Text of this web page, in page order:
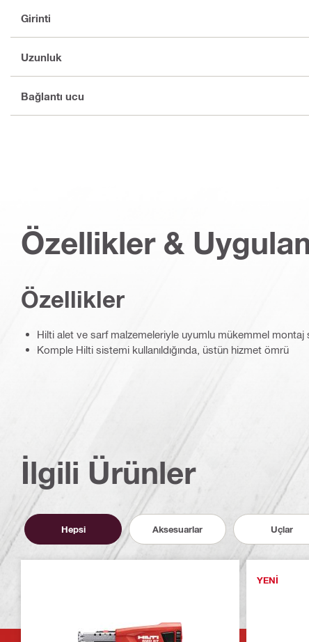
Girinti
Uzunluk
Bağlantı ucu
Özellikler &
Özellikler
Hilti alet ve sarf malzemeleriyle uyumlu mükemmel montaj
Komple Hilti sistemi kullanıldığında, üstün hizmet ömrü
İlgili Ürünler
Hepsi Aksesuarlar Uçlar
YENI